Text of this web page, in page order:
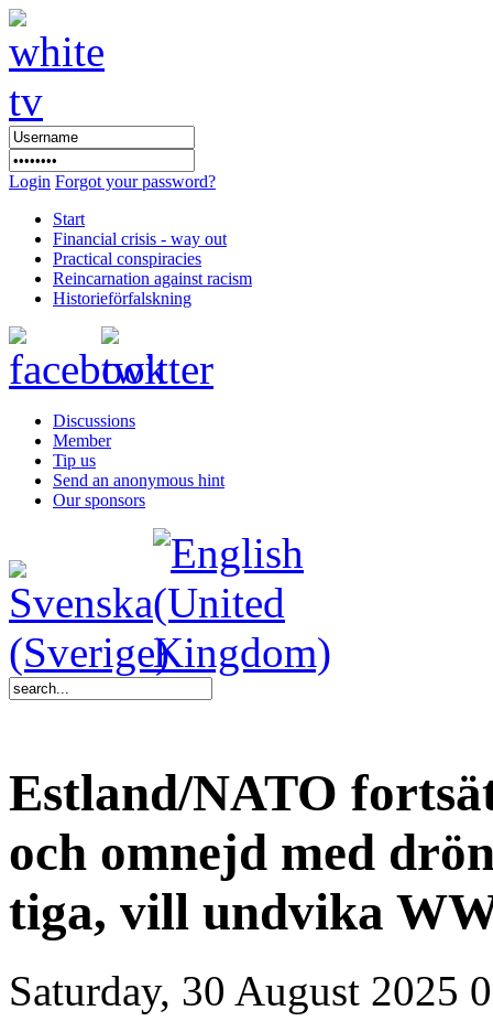
Login Forgot your password?
Start
Financial crisis - way out
Practical conspiracies
Reincarnation against racism
Historieförfalskning
Discussions
Member
Tip us
Send an anonymous hint
Our sponsors
Estland/NATO
och omnejd med
tiga, vill undvika
Saturday, 30 August 2025